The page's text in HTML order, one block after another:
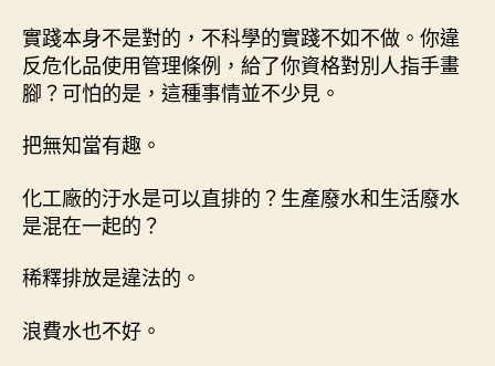
實踐本身不是對的，不科學的實踐不如不做。你違
反危化品使用管理條例，給了你資格對別人指手畫
腳？可怕的是，這種事情並不少見。
把無知當有趣。
化工廠的汙水是可以直排的？生產廢水和生活廢水
是混在一起的？
稀釋排放是違法的。
浪費水也不好。